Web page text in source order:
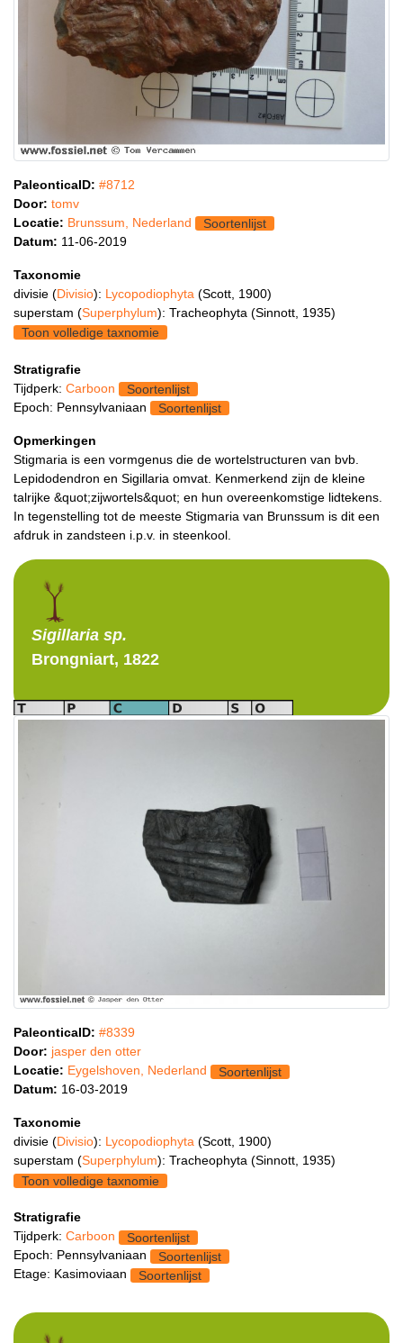
PaleonticaID: #8712
Door: tomv
Locatie: Brunssum, Nederland
Soortenlijst
Datum: 11-06-2019
Taxonomie
divisie (Divisio): Lycopodiophyta (Scott, 1900)
superstam (Superphylum): Tracheophyta (Sinnott, 1935)
Toon volledige taxnomie
Stratigrafie
Tijdperk: Carboon
Soortenlijst
Epoch: Pennsylvaniaan
Soortenlijst
Opmerkingen
Stigmaria is een vormgenus die de wortelstructuren van bvb.
Lepidodendron en Sigillaria omvat. Kenmerkend zijn de kleine
talrijke &quot;zijwortels&quot; en hun overeenkomstige lidtekens.
In tegenstelling tot de meeste Stigmaria van Brunssum is dit een
afdruk in zandsteen i.p.v. in steenkool.
Sigillaria sp.
Brongniart, 1822
PaleonticaID: #8339
Door: jasper den otter
Locatie: Eygelshoven, Nederland
Soortenlijst
Datum: 16-03-2019
Taxonomie
divisie (Divisio): Lycopodiophyta (Scott, 1900)
superstam (Superphylum): Tracheophyta (Sinnott, 1935)
Toon volledige taxnomie
Stratigrafie
Tijdperk: Carboon
Soortenlijst
Epoch: Pennsylvaniaan
Soortenlijst
Etage: Kasimoviaan
Soortenlijst